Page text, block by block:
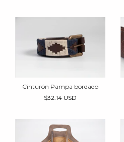
Cinturón Pampa bordado
$32.14 USD